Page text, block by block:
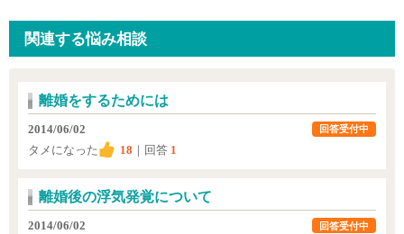
関連する悩み相談
離婚をするためには
2014/06/02
タメになった
18 ｜回答 1
回答受付中
離婚後の浮気発覚について
2014/06/02
回答受付中